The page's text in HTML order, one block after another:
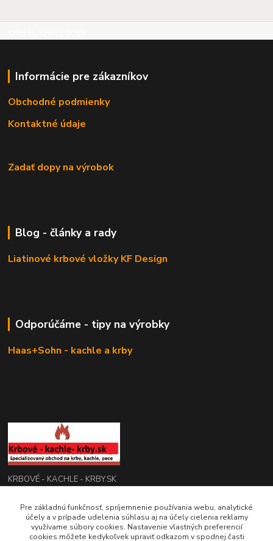
Informácie pre zákazníkov
Obchodné podmienky
Kontaktné údaje
Zadať dopy na výrobok
Blog - články a rady
Liatinové krbové vložky KF Design
Odporúčáme - tipy na výrobky
Haas+Sohn - kachle a krby
KRBOVÉ - KACHLE - KRBY.SK
0949 476 255
08:00 - 17.00
Pre základnú funkčnosť, spríjemnenie používania webu, analytické
účely a v prípade udelenia súhlasu aj na účely cielenia reklamy
využívame súbory cookies. Nastavenie vlastných preferencií
cookies môžete kedykoľvek upraviť odkazom v spodnej časti